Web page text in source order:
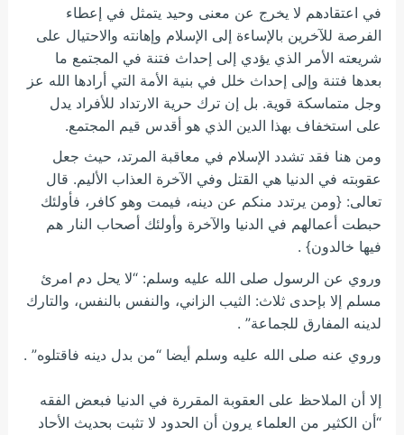
في اعتقادهم لا يخرج عن معنى وحيد يتمثل في إعطاء
الفرصة للآخرين بالإساءة إلى الإسلام وإهانته والاحتيال على
شريعته الأمر الذي يؤدي إلى إحداث فتنة في المجتمع ما
بعدها فتنة وإلى إحداث خلل في بنية الأمة التي أرادها الله عز
وجل متماسكة قوية. بل إن ترك حرية الارتداد للأفراد يدل
على استخفاف بهذا الدين الذي هو أقدس قيم المجتمع.
ومن هنا فقد تشدد الإسلام في معاقبة المرتد، حيث جعل
عقوبته في الدنيا هي القتل وفي الآخرة العذاب الأليم. قال
تعالى: {ومن يرتدد منكم عن دينه، فيمت وهو كافر، فأولئك
حبطت أعمالهم في الدنيا والآخرة وأولئك أصحاب النار هم
فيها خالدون} .
وروي عن الرسول صلى الله عليه وسلم: “لا يحل دم امرئ
مسلم إلا بإحدى ثلاث: الثيب الزاني، والنفس بالنفس، والتارك
لدينه المفارق للجماعة” .
وروي عنه صلى الله عليه وسلم أيضا “من بدل دينه فاقتلوه” .
إلا أن الملاحظ على العقوبة المقررة في الدنيا فبعض الفقه
“أن الكثير من العلماء يرون أن الحدود لا تثبت بحديث الأحاد